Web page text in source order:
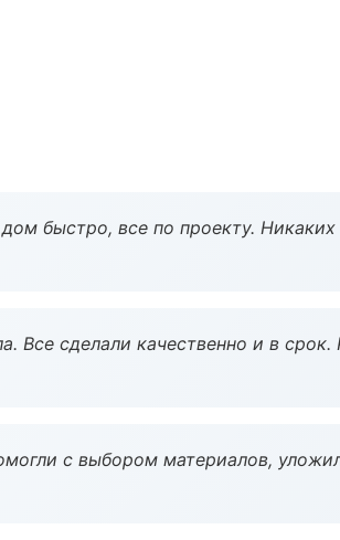
быстро, все по проекту. Никаких
Все сделали качественно и в
с выбором материалов,